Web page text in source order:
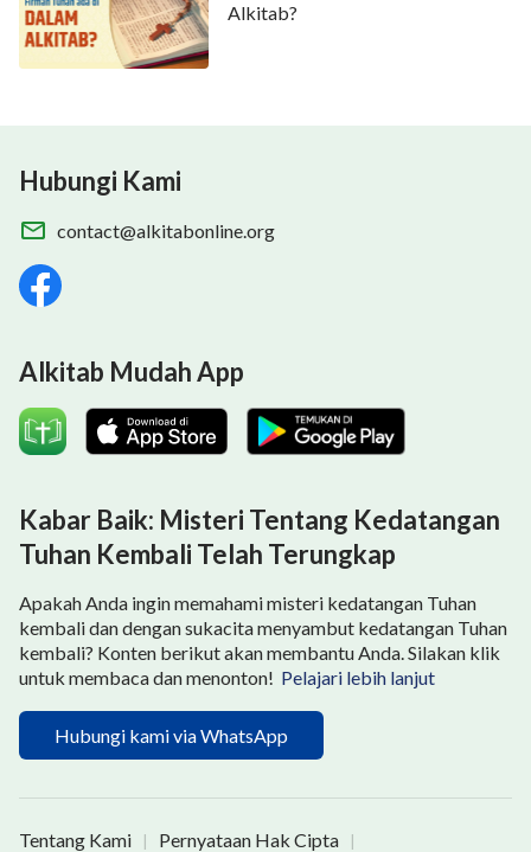
Alkitab?
Hubungi Kami
contact@alkitabonline.org
Alkitab Mudah App
Kabar Baik: Misteri Tentang Kedatangan
Tuhan Kembali Telah Terungkap
Apakah Anda ingin memahami misteri kedatangan Tuhan
kembali dan dengan sukacita menyambut kedatangan Tuhan
kembali? Konten berikut akan membantu Anda. Silakan klik
untuk membaca dan menonton! Pelajari lebih lanjut
Hubungi kami via WhatsApp
Tentang Kami | Pernyataan Hak Cipta |